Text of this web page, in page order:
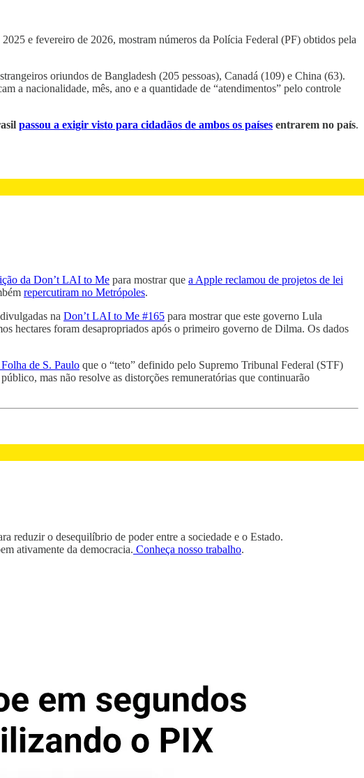
e fevereiro de 2026, mostram números da Polícia Federal (PF) obtidos pela
oriundos de Bangladesh (205 pessoas), Canadá (109) e China (63).
a nacionalidade, mês, ano e a quantidade de “atendimentos” pelo controle
passou a exigir visto para cidadãos de ambos os países entrarem no país.
da Don’t LAI to Me para mostrar que a Apple reclamou de projetos de lei
repercutiram no Metrópoles.
na Don’t LAI to Me #165 para mostrar que este governo Lula
hectares foram desapropriados após o primeiro governo de Dilma. Os dados
de S. Paulo que o “teto” definido pelo Supremo Tribunal Federal (STF)
mas não resolve as distorções remuneratórias que continuarão
reduzir o desequilíbrio de poder entre a sociedade e o Estado.
ativamente da democracia. Conheça nosso trabalho.